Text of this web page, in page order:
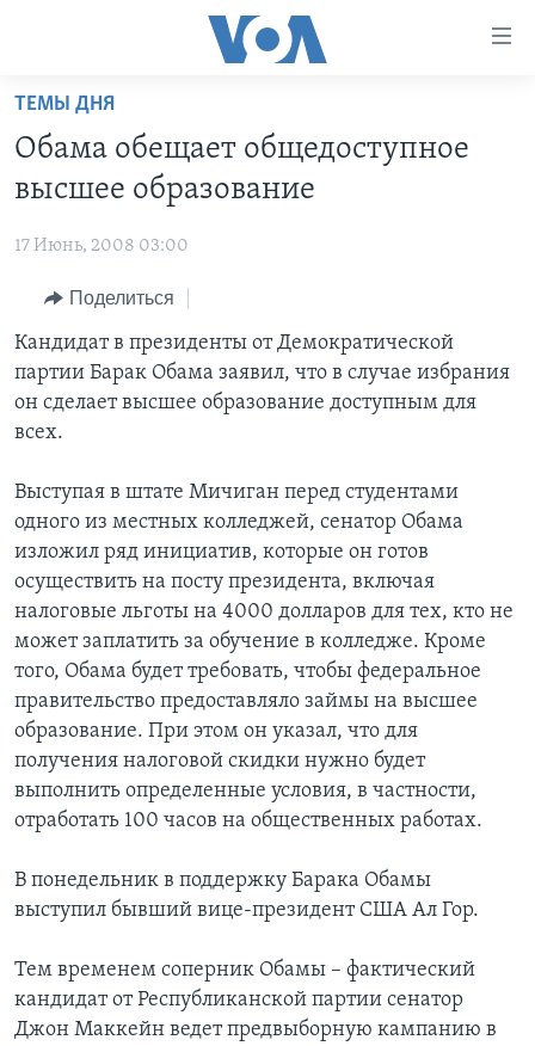
Перейти
основной
контент
навигации
Перейти
поиск
ГЛАВНОЕ
НОВОСТИ ЗА МИНУТУ
ИТОГИ
ПОЧЕМУ ЭТО ВАЖНО?
ДИСКУССИЯ VOA
ДЕТАЛИ
АМЕРИКА. БОЛЬШОЕ ПУТЕШЕСТВИЕ
УЧИМ АНГЛИЙСКИЙ
НАША АМЕРИКАНСКАЯ ИСТОРИЯ
А КАК В АМЕРИКЕ?
АРТЕФАКТЫ
АМЕРИКАНСКИЕ ГОРОДКИ
ЭКСПЕРТИЗА
ИНТЕРВЬЮ
ФАКТЫ ПРОТИВ ФЕЙКОВ
ЗА СВОБОДУ ПРЕССЫ
УЧИМ АНГЛИЙСКИЙ
ПОДПИСКА НА НОВОСТИ
Learning English
СОЦИАЛЬНЫЕ СЕТИ
Языки
ТЕМЫ ДНЯ
Обама обещает общедоступное
высшее образование
17 Июнь, 2008 03:00
Поделиться
Кандидат в президенты от Демократической
партии Барак Обама заявил, что в случае избрания
он сделает высшее образование доступным для
всех.
Выступая в штате Мичиган перед студентами
одного из местных колледжей, сенатор Обама
изложил ряд инициатив, которые он готов
осуществить на посту президента, включая
налоговые льготы на 4000 долларов для тех, кто не
может заплатить за обучение в колледже. Кроме
того, Обама будет требовать, чтобы федеральное
правительство предоставляло займы на высшее
образование. При этом он указал, что для
получения налоговой скидки нужно будет
выполнить определенные условия, в частности,
отработать 100 часов на общественных работах.
В понедельник в поддержку Барака Обамы
выступил бывший вице-президент США Ал Гор.
Тем временем соперник Обамы – фактический
кандидат от Республиканской партии сенатор
Джон Маккейн ведет предвыборную кампанию в